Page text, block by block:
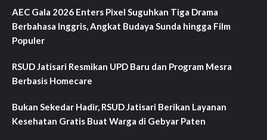
AEC Gala 2026 Enters Pixel Suguhkan Tiga Drama
Berbahasa Inggris, Angkat Budaya Sunda hingga Film
Populer
RSUD Jatisari Resmikan UPD Baru dan Program Mesra
Berbasis Homecare
Bukan Sekedar Hadir, RSUD Jatisari Berikan Layanan
Kesehatan Gratis Buat Warga di Gebyar Paten